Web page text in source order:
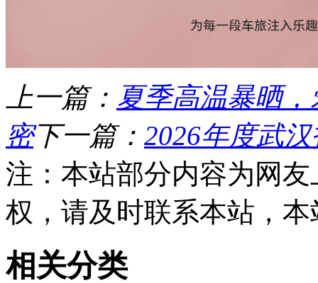
上一篇： 夏季高温暴晒
密下一篇： 2026年度武
注：本站部分内容为网
权，请及时联系本站，
相关分类